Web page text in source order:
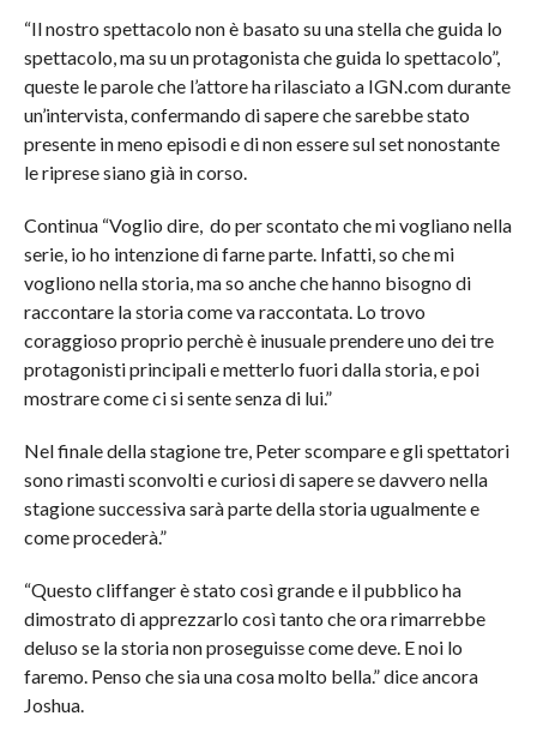
“Il nostro spettacolo non è basato su una stella che guida lo
spettacolo, ma su un protagonista che guida lo spettacolo”,
queste le parole che l’attore ha rilasciato a IGN.com durante
un’intervista, confermando di sapere che sarebbe stato
presente in meno episodi e di non essere sul set nonostante
le riprese siano già in corso.
Continua “Voglio dire, do per scontato che mi vogliano nella
serie, io ho intenzione di farne parte. Infatti, so che mi
vogliono nella storia, ma so anche che hanno bisogno di
raccontare la storia come va raccontata. Lo trovo
coraggioso proprio perchè è inusuale prendere uno dei tre
protagonisti principali e metterlo fuori dalla storia, e poi
mostrare come ci si sente senza di lui.”
Nel finale della stagione tre, Peter scompare e gli spettatori
sono rimasti sconvolti e curiosi di sapere se davvero nella
stagione successiva sarà parte della storia ugualmente e
come procederà.”
“Questo cliffanger è stato così grande e il pubblico ha
dimostrato di apprezzarlo così tanto che ora rimarrebbe
deluso se la storia non proseguisse come deve. E noi lo
faremo. Penso che sia una cosa molto bella.” dice ancora
Joshua.